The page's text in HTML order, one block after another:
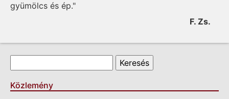
gyümölcs és ép."
F. Zs.
Keresés űrlap
Keresés
Közlemény